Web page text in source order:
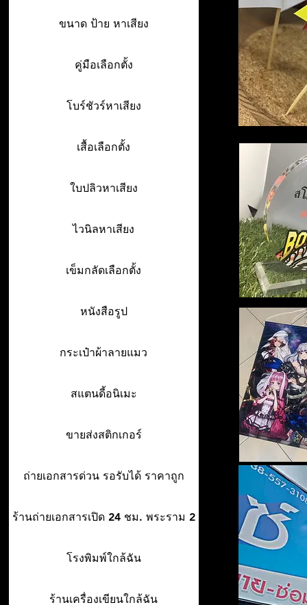
ขนาด ป้าย หาเสียง
คู่มือเลือกตั้ง
โบร์ชัวร์หาเสียง
เสื้อเลือกตั้ง
ใบปลิวหาเสียง
ไวนิลหาเสียง
เข็มกลัดเลือกตั้ง
หนังสือรูป
กระเป๋าผ้าลายแมว
สแตนดี้อนิเมะ
ขายส่งสติกเกอร์
ถ่ายเอกสารด่วน รอรับได้ ราคาถูก
ร้านถ่ายเอกสารเปิด 24 ชม. พระราม 2
โรงพิมพ์ใกล้ฉัน
ร้านเครื่องเขียนใกล้ฉัน